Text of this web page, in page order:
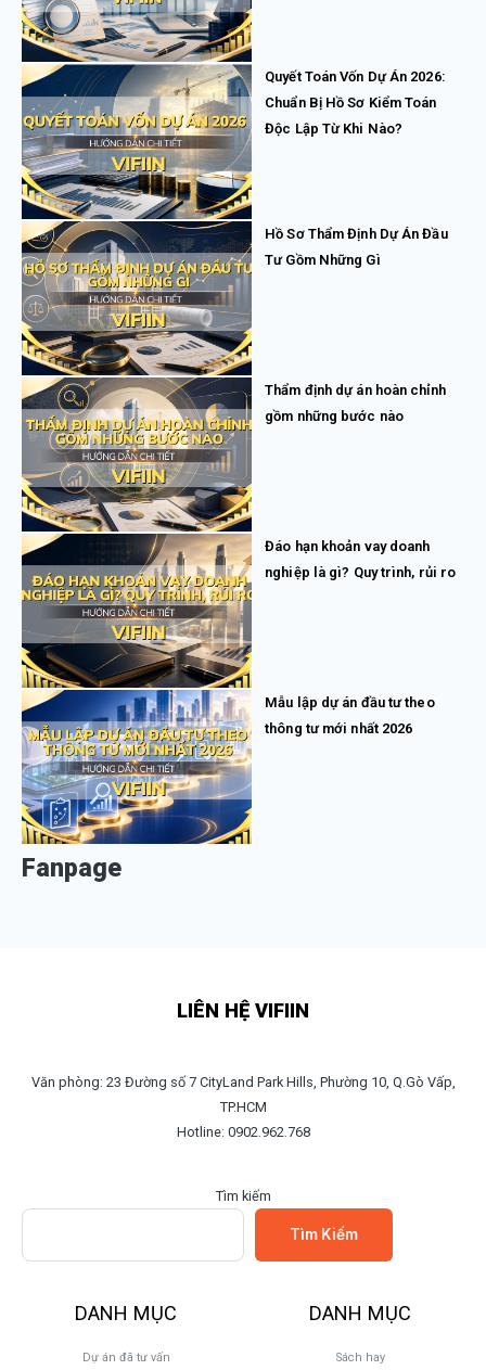
Quyết Toán Vốn Dự Án 2026:
Chuẩn Bị Hồ Sơ Kiểm Toán
Độc Lập Từ Khi Nào?
Hồ Sơ Thẩm Định Dự Án Đầu
Tư Gồm Những Gì
Thẩm định dự án hoàn chỉnh
gồm những bước nào
Đáo hạn khoản vay doanh
nghiệp là gì? Quy trình, rủi ro
Mẫu lập dự án đầu tư theo
thông tư mới nhất 2026
Fanpage
LIÊN HỆ VIFIIN
Văn phòng: 23 Đường số 7 CityLand Park Hills, Phường 10, Q.Gò Vấp,
TP.HCM
Hotline: 0902.962.768
Tìm kiếm
Tìm Kiếm
DANH MỤC
Dự án đã tư vấn
DANH MỤC
Sách hay